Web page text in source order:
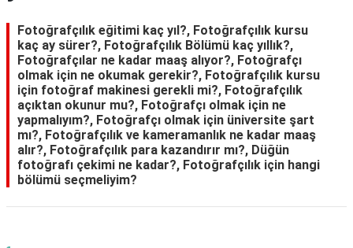
Fotoğrafçılık eğitimi kaç yıl?, Fotoğrafçılık kursu
kaç ay sürer?, Fotoğrafçılık Bölümü kaç yıllık?,
Fotoğrafçılar ne kadar maaş alıyor?, Fotoğrafçı
olmak için ne okumak gerekir?, Fotoğrafçılık kursu
için fotoğraf makinesi gerekli mi?, Fotoğrafçılık
açıktan okunur mu?, Fotoğrafçı olmak için ne
yapmalıyım?, Fotoğrafçı olmak için üniversite şart
mı?, Fotoğrafçılık ve kameramanlık ne kadar maaş
alır?, Fotoğrafçılık para kazandırır mı?, Düğün
fotoğrafı çekimi ne kadar?, Fotoğrafçılık için hangi
bölümü seçmeliyim?